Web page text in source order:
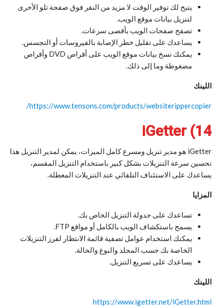
يتيح لك توفير الوقت لا مزيد من النقر فوق صفحة تلو الأخرى
لتنزيل بيانات موقع الويب.
تصفح صفحات الويب بأقصى سرعات.
يساعدك على تقليل خطر الإصابة بالفيروسات أو التجسس.
يمكنك نسخ بيانات موقع الويب على أقراص DVD وأقراص
مضغوطة وما إلى ذلك.
اللينك
https://www.tensons.com/products/websiterippercopier/
14) iGetter
iGetter هو مدير تنزيل ومسرع كامل الميزات، يمكن لمدير التنزيل هذا
تحسين سرعة التنزيلات بشكل كبير باستخدام التنزيل المقسم،
يساعدك على الاستئناف التلقائي عند التنزيلات المعطلة.
المزايا
تساعدك على جدولة التنزيل الخاص بك.
يسمح باستكشاف الويب بالكامل أو مواقع FTP.
يمكنك استخدام عوامل تصفية قائمة الانتظار لفرز التنزيلات
الخاصة بك حسب المجلد والنوع والحالة.
يساعدك على تسريع التنزيل.
اللينك
https://www.igetter.net/iGetter.html